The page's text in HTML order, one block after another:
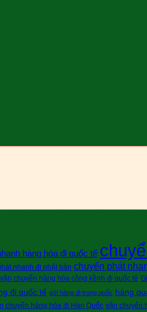
hàng hóa đi quốc tế
nhanh đi nhật bản chuyển phát
chuyển hàng hóa cồng kềnh đi quốc tê
đi quốc tế gửi hàng đi trung quốc hàng
chuyển hàng hóa đi Hàn Quốc vận chuyển